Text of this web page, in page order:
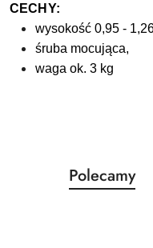
CECHY:
wysokość 0,95 -
śruba mocująca,
waga ok. 3 kg
Pomiń karuzelę
Produkty
o
Polecamy